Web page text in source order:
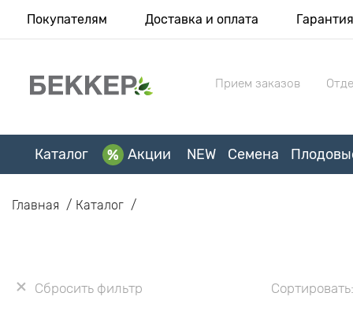
Покупателям Доставка и оплата Гарантия
Прием заказов
Каталог Акции NEW Семена
Главная Каталог
Сбросить фильтр Сортировать: